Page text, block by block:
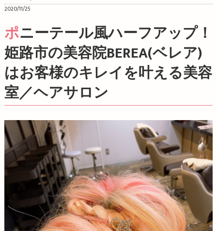
2020/11/25
ポニーテール風ハーフアップ！
姫路市の美容院BEREA(ベレア)
はお客様のキレイを叶える美容
室／ヘアサロン